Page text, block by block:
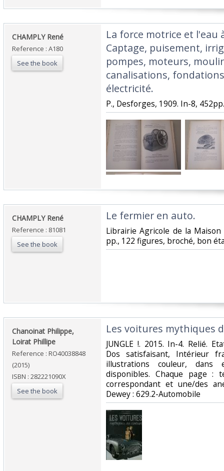
‎CHAMPLY René‎
Reference : A180
See the book
‎La force motrice et l'eau
Captage, puisement,
pompes, moteurs,
canalisations,
électricité.‎
‎P., Desforges, 1909. In-8,
‎CHAMPLY René‎
Reference : 81081
See the book
‎Le fermier en auto.‎
‎Librairie Agricole de la
pp., 122 figures, broché, bon
‎Chanoinat Philippe,
Loirat Phillipe‎
Reference : RO40038848
(2015)
ISBN : 282221090X
See the book
‎Les voitures mythiques
‎JUNGLE !. 2015. In-4. Relié.
Dos satisfaisant, Intérieur
illustrations couleur,
disponibles. Chaque page
correspondant et une/des
Dewey : 629.2-Automobile‎